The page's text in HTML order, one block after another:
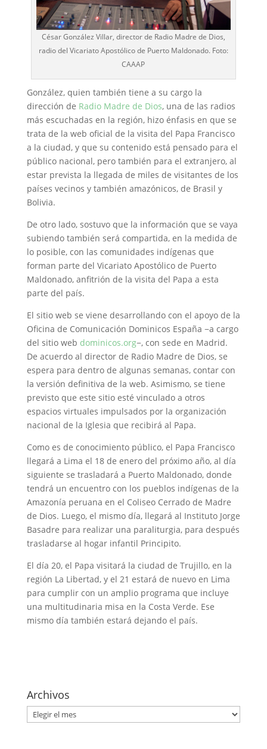
César González Villar, director de Radio Madre de Dios,
radio del Vicariato Apostólico de Puerto Maldonado. Foto:
CAAAP
González, quien también tiene a su cargo la
dirección de Radio Madre de Dios, una de las radios
más escuchadas en la región, hizo énfasis en que se
trata de la web oficial de la visita del Papa Francisco
a la ciudad, y que su contenido está pensado para el
público nacional, pero también para el extranjero, al
estar prevista la llegada de miles de visitantes de los
países vecinos y también amazónicos, de Brasil y
Bolivia.
De otro lado, sostuvo que la información que se vaya
subiendo también será compartida, en la medida de
lo posible, con las comunidades indígenas que
forman parte del Vicariato Apostólico de Puerto
Maldonado, anfitrión de la visita del Papa a esta
parte del país.
El sitio web se viene desarrollando con el apoyo de la
Oficina de Comunicación Dominicos España −a cargo
del sitio web dominicos.org−, con sede en Madrid.
De acuerdo al director de Radio Madre de Dios, se
espera para dentro de algunas semanas, contar con
la versión definitiva de la web. Asimismo, se tiene
previsto que este sitio esté vinculado a otros
espacios virtuales impulsados por la organización
nacional de la Iglesia que recibirá al Papa.
Como es de conocimiento público, el Papa Francisco
llegará a Lima el 18 de enero del próximo año, al día
siguiente se trasladará a Puerto Maldonado, donde
tendrá un encuentro con los pueblos indígenas de la
Amazonía peruana en el Coliseo Cerrado de Madre
de Dios. Luego, el mismo día, llegará al Instituto Jorge
Basadre para realizar una paraliturgia, para después
trasladarse al hogar infantil Principito.
El día 20, el Papa visitará la ciudad de Trujillo, en la
región La Libertad, y el 21 estará de nuevo en Lima
para cumplir con un amplio programa que incluye
una multitudinaria misa en la Costa Verde. Ese
mismo día también estará dejando el país.
Archivos
Archivos